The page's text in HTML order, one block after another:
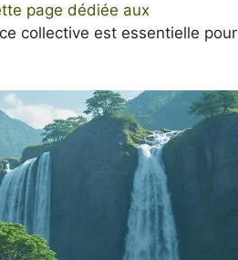
page dédiée aux
collective est essentielle pour